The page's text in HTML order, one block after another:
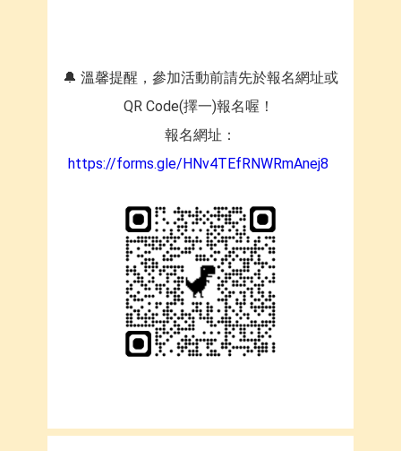
🔔 溫馨提醒，參加活動前請先於報名網址或
QR Code(擇一)報名喔！
報名網址：
https://forms.gle/HNv4TEfRNWRmAnej8